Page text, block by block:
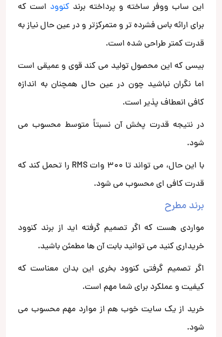
این ساب ووفر ساخته و پرداخته برند کنوود است که
برای ارائه باس فشرده تر و متمرکزتر و در عین حال نیاز به
قدرت کمتر طراحی شده است.
بیسی که این محصول تولید می کند قوی و عمیقی است
اما نگران نباشید چون در عین حال همچنان به اندازه
کافی انعطاف پذیر است.
در نتیجه قدرت پخش آن نسبتاً متوسط محسوب می
شود.
با این حال، می تواند تا 300 وات RMS را تحمل کند که
قدرت کافی ای محسوب می شود.
برند مطرح
مواردی هست که اگر تصمیم گرفته اید از برند کنوود
خریداری کنید می توانید بابت آن ها مطمئن باشید.
اگر تصمیم گرفتی کنوود بخری این بدان معناست که
کیفیت و عملکرد برای شما مهم است.
خرید از یک سایت خوب هم از موارد مهم محسوب می
شود.